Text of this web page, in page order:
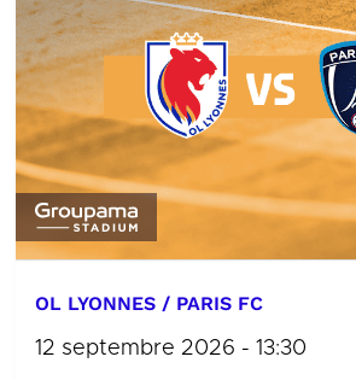
OL LYONNES / PARIS FC
12 septembre 2026 - 13:30